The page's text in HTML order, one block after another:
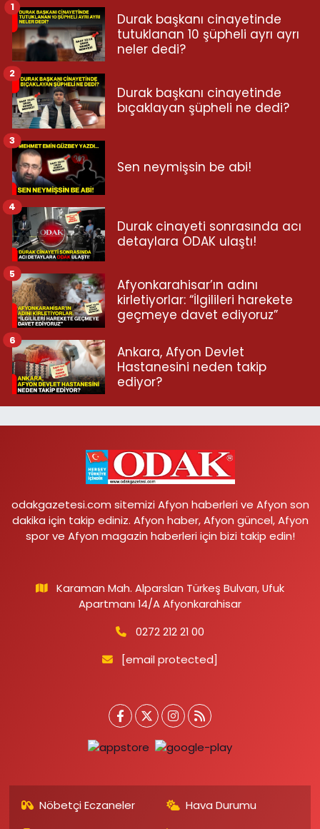
Durak başkanı cinayetinde
tutuklanan 10 şüpheli ayrı ayrı
neler dedi?
1
Durak başkanı cinayetinde
bıçaklayan şüpheli ne dedi?
2
Sen neymişsin be abi!
3
Durak cinayeti sonrasında acı
detaylara ODAK ulaştı!
4
Afyonkarahisar’ın adını
kirletiyorlar: “İlgilileri harekete
geçmeye davet ediyoruz”
5
Ankara, Afyon Devlet
Hastanesini neden takip
ediyor?
6
odakgazetesi.com sitemizi Afyon haberleri ve Afyon son
dakika için takip ediniz. Afyon haber, Afyon güncel, Afyon
spor ve Afyon magazin haberleri için bizi takip edin!
Karaman Mah. Alparslan Türkeş Bulvarı, Ufuk
Apartmanı 14/A Afyonkarahisar
0272 212 21 00
[email protected]
Nöbetçi Eczaneler
Hava Durumu